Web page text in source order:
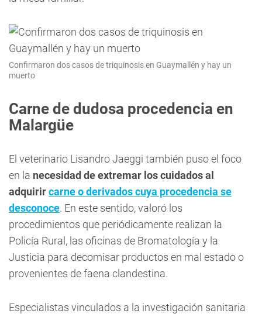
Confirmaron dos casos de triquinosis en Guaymallén y hay un
muerto
Carne de dudosa procedencia en
Malargüe
El veterinario Lisandro Jaeggi también puso el foco
en la necesidad de extremar los cuidados al
adquirircarne o derivados cuya procedencia se
desconoce. En este sentido, valoró los
procedimientos que periódicamente realizan la
Policía Rural, las oficinas de Bromatología y la
Justicia para decomisar productos en mal estado o
provenientes de faena clandestina.
Especialistas vinculados a la investigación sanitaria